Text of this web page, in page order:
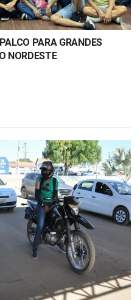
PARA GRANDES
NORDESTE